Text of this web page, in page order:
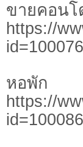
ขายคอนโ
https://
หอพัก
https://